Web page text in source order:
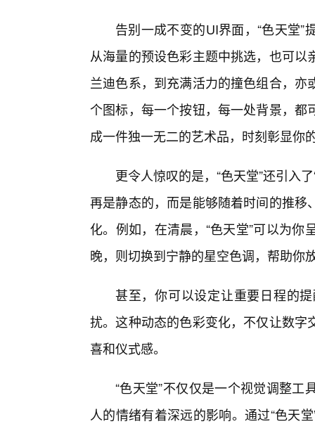
告别一成不变的UI界面，“色天堂
从海量的预设色彩主题中挑选，也可
兰迪色系，到充满活力的撞色组合，
个图标，每一个按钮，每一处背景，
成一件独一无二的艺术品，时刻彰显你
更令人惊叹的是，“色天堂”还引入
再是静态的，而是能够随着时间的推
化。例如，在清晨，“色天堂”可以为
晚，则切换到宁静的星空色调，帮助你
甚至，你可以设定让重要日程的
扰。这种动态的色彩变化，不仅让数
喜和仪式感。
“色天堂”不仅仅是一个视觉调整
人的情绪有着深远的影响。通过“色天